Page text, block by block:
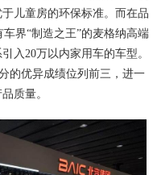
儿童房的环保标准。而在品
界“制造之王”的麦格纳高端
入20万以内家用车的车型。
的优异成绩位列前三，进一
质量。